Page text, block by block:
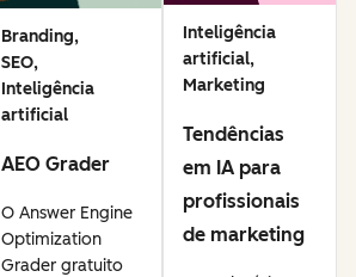
Branding,
SEO,
Inteligência
artificial
AEO Grader
O Answer Engine
Optimization
Grader gratuito
Inteligência
artificial,
Marketing
Tendências
em IA para
profissionais
de marketing